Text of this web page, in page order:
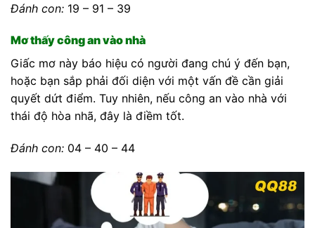
Đánh con: 19 – 91 – 39
Mơ thấy công an vào nhà
Giấc mơ này báo hiệu có người đang chú ý đến bạn,
hoặc bạn sắp phải đối diện với một vấn đề cần giải
quyết dứt điểm. Tuy nhiên, nếu công an vào nhà với
thái độ hòa nhã, đây là điềm tốt.
Đánh con: 04 – 40 – 44